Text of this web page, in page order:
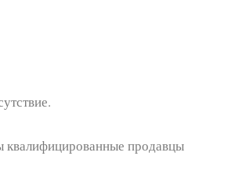
квалифицированные продавцы